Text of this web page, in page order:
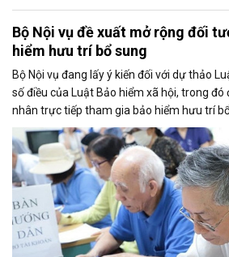
Bộ Nội vụ đề xuất mở rộng đối
hiểm hưu trí bổ sung
Bộ Nội vụ đang lấy ý kiến đối với dự thảo
số điều của Luật Bảo hiểm xã hội, trong đó
nhân trực tiếp tham gia bảo hiểm hưu trí
thông qua người sử dụng lao động. Dự
tính thời gian đóng bảo hiểm xã hội nhằm
người tham gia.